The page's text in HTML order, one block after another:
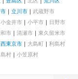
立川市
武蔵野市
小金井市 小平市
日野市
市 清瀬市
東久留米市
西東京市 大島町
利島村
村
小笠原村